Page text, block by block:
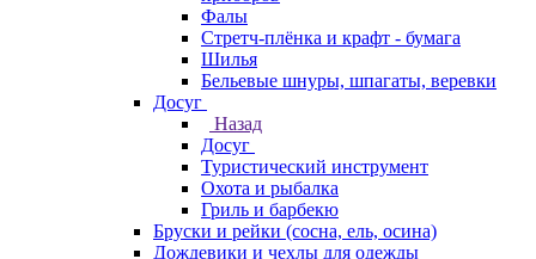
Фалы
Стретч-плёнка и крафт - бумага
Шилья
Бельевые шнуры, шпагаты, веревки
Досуг
Назад
Досуг
Туристический инструмент
Охота и рыбалка
Гриль и барбекю
Бруски и рейки (сосна, ель, осина)
Дождевики и чехлы для одежды